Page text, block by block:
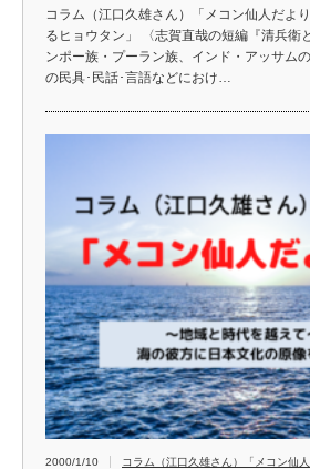
コラム（江口久雄さん）「メコン仙人だよ
るヒョウタン」 〈志賀直哉の短編『清兵衛
ンポー族・プーラン族、インド・アッサム
の民具･民話･言語などにおけ…
2000/1/10 コラム（江口久雄さん）「メコン仙人